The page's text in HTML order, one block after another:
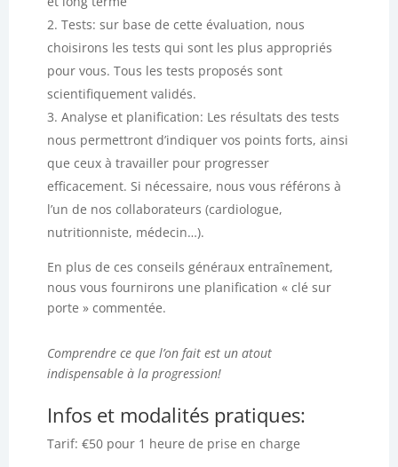
Tests: sur base de cette évaluation, nous
choisirons les tests qui sont les plus appropriés
pour vous. Tous les tests proposés sont
scientifiquement validés.
Analyse et planification: Les résultats des tests
nous permettront d’indiquer vos points forts, ainsi
que ceux à travailler pour progresser
efficacement. Si nécessaire, nous vous référons à
l’un de nos collaborateurs (cardiologue,
nutritionniste, médecin…).
En plus de ces conseils généraux entraînement,
nous vous fournirons une planification « clé sur
porte » commentée.
Comprendre ce que l’on fait est un atout
indispensable à la progression!
Infos et modalités pratiques:
Tarif: €50 pour 1 heure de prise en charge